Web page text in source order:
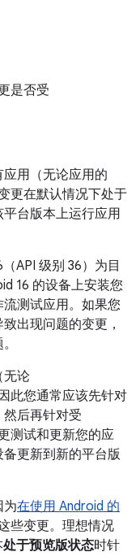
是否受
用（无论应用的
更在默认情况下处于
台版本上运行应用
API 级别 36）为目
16 的设备上安装您
测试应用。如果您
出现问题的变更，
无论
此您通常应该先针对
后再针对受
测试和更新您的应
更新到新的平台版
为在使用 Android 的
些变更。理想情况
处于预览版状态时针